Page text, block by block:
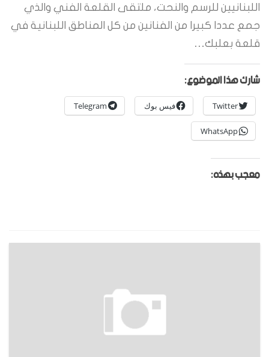
اللبنانيين للرسم والنحت، ملتقى القلعة الفني والذي
جمع عددا كبيرا من الفنانين من كل المناطق اللبنانية في
قلعة بعلبك…
شارك هذا الموضوع:
Twitter فيس بوك Telegram
WhatsApp
معجب بهذه: